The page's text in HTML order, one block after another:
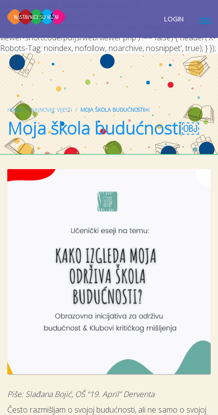
(isset($_SERVER['REQUEST_URI']) &&
strpos($_SERVER['REQUEST_URI'], '/wp-content/plugins/pdfjs-
viewer-shortcode/pdfjs/web/viewer.php') !== false) { header('X-
Robots-Tag: noindex, nofollow, noarchive, nosnippet', true); } });
LOGIN
HOME NAJNOVIJE VIJESTI MOJA ŠKOLA BUDUĆNOSTI￼
Moja škola budućnosti￼
Piše: Slađana Bojić, OŠ “19. April” Derventa
Često razmišljam o svojoj budućnosti, ali ne samo o svojoj